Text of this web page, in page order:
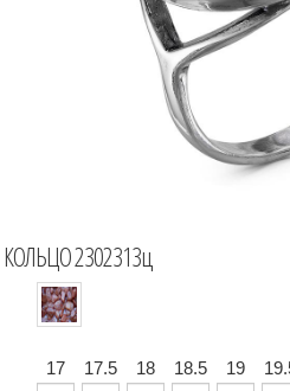
КОЛЬЦО 2302313ц
17 17.5 18 18.5 19